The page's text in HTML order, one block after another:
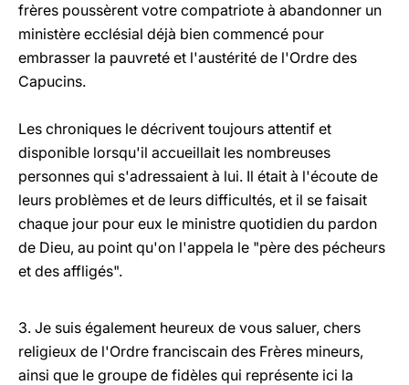
frères poussèrent votre compatriote à abandonner un
ministère ecclésial déjà bien commencé pour
embrasser la pauvreté et l'austérité de l'Ordre des
Capucins.
Les chroniques le décrivent toujours attentif et
disponible lorsqu'il accueillait les nombreuses
personnes qui s'adressaient à lui. Il était à l'écoute de
leurs problèmes et de leurs difficultés, et il se faisait
chaque jour pour eux le ministre quotidien du pardon
de Dieu, au point qu'on l'appela le "père des pécheurs
et des affligés".
3. Je suis également heureux de vous saluer, chers
religieux de l'Ordre franciscain des Frères mineurs,
ainsi que le groupe de fidèles qui représente ici la